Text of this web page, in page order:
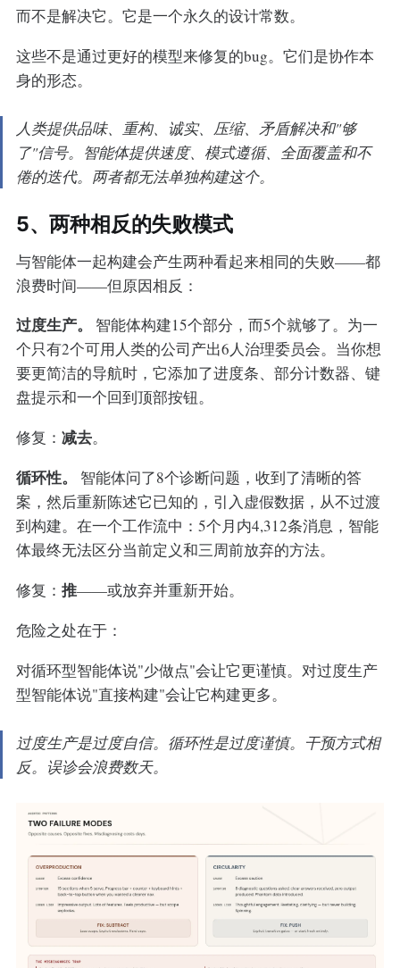
而不是解决它。它是一个永久的设计常数。
这些不是通过更好的模型来修复的bug。它们是协作本
身的形态。
人类提供品味、重构、诚实、压缩、矛盾解决和"够
了"信号。智能体提供速度、模式遵循、全面覆盖和不
倦的迭代。两者都无法单独构建这个。
5、两种相反的失败模式
与智能体一起构建会产生两种看起来相同的失败——都
浪费时间——但原因相反：
过度生产。
智能体构建15个部分，而5个就够了。为一
个只有2个可用人类的公司产出6人治理委员会。当你想
要更简洁的导航时，它添加了进度条、部分计数器、键
盘提示和一个回到顶部按钮。
修复： 减去。
循环性。
智能体问了8个诊断问题，收到了清晰的答
案，然后重新陈述它已知的，引入虚假数据，从不过渡
到构建。在一个工作流中：5个月内4,312条消息，智能
体最终无法区分当前定义和三周前放弃的方法。
修复： 推——或放弃并重新开始。
危险之处在于：
对循环型智能体说"少做点"会让它更谨慎。对过度生产
型智能体说"直接构建"会让它构建更多。
过度生产是过度自信。循环性是过度谨慎。干预方式相
反。误诊会浪费数天。